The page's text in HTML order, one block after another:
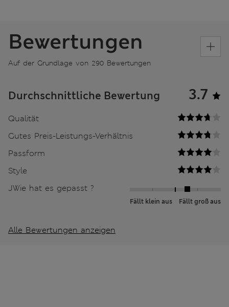
Bewertungen
Auf der Grundlage von 290 Bewertungen
Durchschnittliche Bewertung 3.7
Qualität
Gutes Preis-Leistungs-Verhältnis
Passform
Style
JWie hat es gepasst ?
Fällt klein aus Fällt groß aus
Alle Bewertungen anzeigen